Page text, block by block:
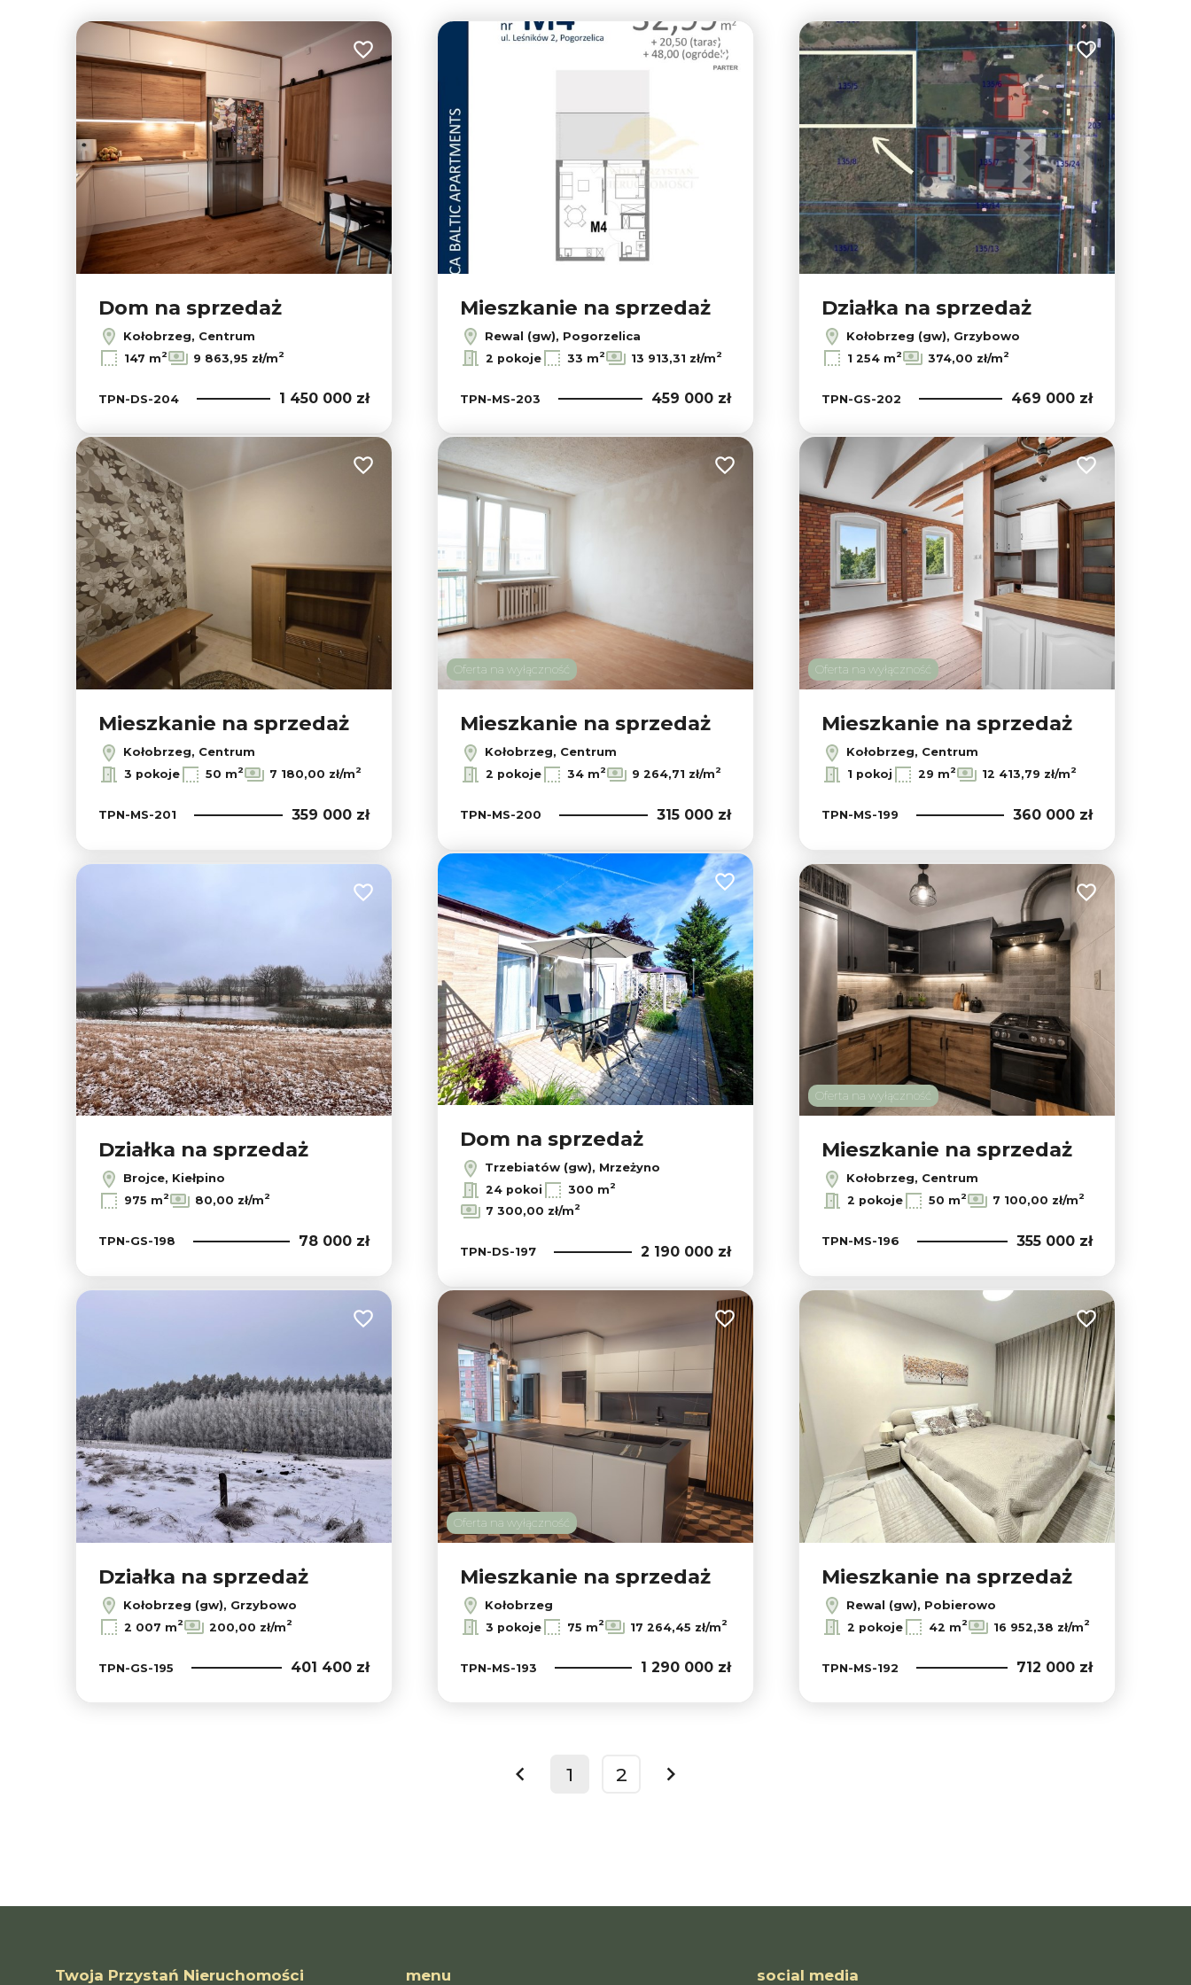
Dodaj do ulubionych
Dom na sprzedaż
Kołobrzeg, Centrum
147 m2 9 863,95 zł/m2
TPN-DS-204 1 450 000 zł
Dodaj do ulubionych
Mieszkanie na sprzedaż
Rewal (gw), Pogorzelica
2 pokoje 33 m2 13 913,31 zł/m2
TPN-MS-203 459 000 zł
Dodaj do
Działka na sprzedaż
Kołobrzeg (gw), Grzybowo
1 254 m2 374,00 zł/m2
TPN-GS-202 469 000 zł
Dodaj do ulubionych
Mieszkanie na sprzedaż
Kołobrzeg, Centrum
3 pokoje 50 m2 7 180,00 zł/m2
TPN-MS-201 359 000 zł
Oferta na wyłączność
Dodaj do ulubionych
Mieszkanie na sprzedaż
Kołobrzeg, Centrum
2 pokoje 34 m2 9 264,71 zł/m2
TPN-MS-200 315 000 zł
Oferta na wyłączność
Dodaj do
Mieszkanie na sprzedaż
Kołobrzeg, Centrum
1 pokoj 29 m2 12 413,79 zł/m2
TPN-MS-199 360 000 zł
Dodaj do ulubionych
Działka na sprzedaż
Brojce, Kiełpino
975 m2 80,00 zł/m2
TPN-GS-198 78 000 zł
Dodaj do ulubionych
Dom na sprzedaż
Trzebiatów (gw), Mrzeżyno
24 pokoi 300 m2
7 300,00 zł/m2
TPN-DS-197 2 190 000 zł
Oferta na wyłączność
Dodaj do
Mieszkanie na sprzedaż
Kołobrzeg, Centrum
2 pokoje 50 m2 7 100,00 zł/m2
TPN-MS-196 355 000 zł
Dodaj do ulubionych
Działka na sprzedaż
Kołobrzeg (gw), Grzybowo
2 007 m2 200,00 zł/m2
TPN-GS-195 401 400 zł
Oferta na wyłączność
Dodaj do ulubionych
Mieszkanie na sprzedaż
Kołobrzeg
3 pokoje 75 m2 17 264,45 zł/m2
TPN-MS-193 1 290 000 zł
Dodaj do
Mieszkanie na sprzedaż
Rewal (gw), Pobierowo
2 pokoje 42 m2 16 952,38 zł/m2
TPN-MS-192 712 000 zł
prev
1 2
next
Twoja Przystań Nieruchomości menu social media